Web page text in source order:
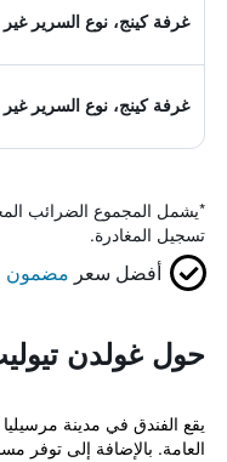
غرفة كينج، نوع السرير
غرفة كينج، نوع السرير
*يشمل المجموع الضرائب
تسجيل المغادرة.
أفضل سعر مضمون
حول غولدن
يقع الفندق في مدينة
العامة. بالإضافة إلى توفر